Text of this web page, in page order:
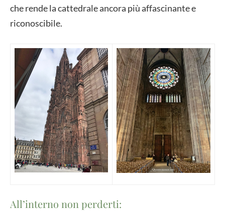
che rende la cattedrale ancora più affascinante e
riconoscibile.
All’interno non perderti: